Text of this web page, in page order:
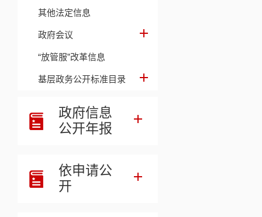
其他法定信息
政府会议
“放管服”改革信息
基层政务公开标准目录
政府信息
公开年报
依申请公
开